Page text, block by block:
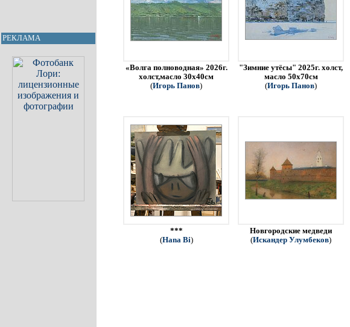
РЕКЛАМА
«Волга полноводная» 2026г.
холст,масло 30х40см
(Игорь Панов)
"Зимние утёсы" 2025г. холст,
масло 50х70см
(Игорь Панов)
***
(Hana Bi)
Новгородские медведи
(Искандер Улумбеков)